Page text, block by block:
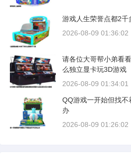
游戏人生荣誉点都2
2026-08-09 01:36:02
请各位大哥帮小弟看
么独立显卡玩3D游戏
2026-08-09 01:34:01
QQ游戏一开始但找不
办
2026-08-09 01:26:02